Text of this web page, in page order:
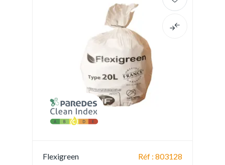
Flexigreen Réf : 803128